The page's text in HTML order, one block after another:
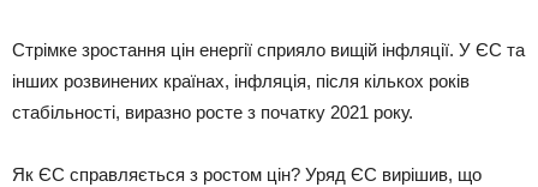
Стрімке зростання цін енергії сприяло вищій інфляції. У ЄС та
інших розвинених країнах, інфляція, після кількох років
стабільності, виразно росте з початку 2021 року.
Як ЄС справляється з ростом цін? Уряд ЄС вирішив, що